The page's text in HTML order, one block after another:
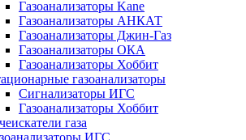
Газоанализаторы Kane
Газоанализаторы АНКАТ
Газоанализаторы Джин-Газ
Газоанализаторы ОКА
Газоанализаторы Хоббит
газоанализаторы
Сигнализаторы ИГС
Газоанализаторы Хоббит
газа
ИГС